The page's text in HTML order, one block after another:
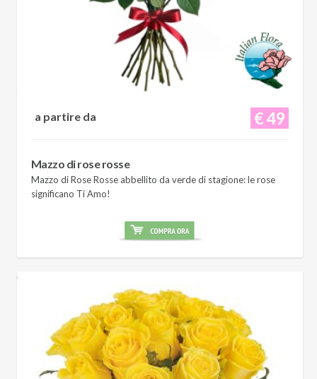
€ 49
a partire da
Mazzo di rose rosse
Mazzo di Rose Rosse abbellito da verde di stagione: le rose
significano Ti Amo!